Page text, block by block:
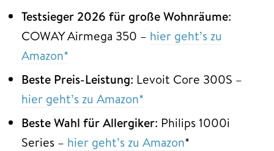
Testsieger 2026 für große Wohnräume:
COWAY Airmega 350 – hier geht’s zu
Amazon*
Beste Preis-Leistung: Levoit Core 300S –
hier geht’s zu Amazon*
Beste Wahl für Allergiker: Philips 1000i
Series – hier geht’s zu Amazon*